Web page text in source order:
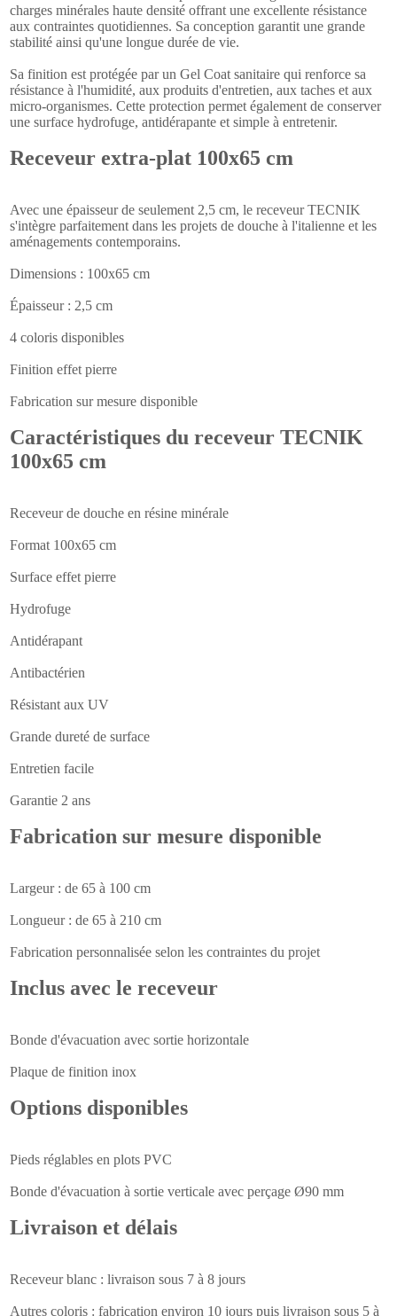
charges minérales haute densité offrant une excellente résistance
aux contraintes quotidiennes. Sa conception garantit une grande
stabilité ainsi qu'une longue durée de vie.
Sa finition est protégée par un Gel Coat sanitaire qui renforce sa
résistance à l'humidité, aux produits d'entretien, aux taches et aux
micro-organismes. Cette protection permet également de conserver
une surface hydrofuge, antidérapante et simple à entretenir.
Receveur extra-plat 100x65 cm
Avec une épaisseur de seulement 2,5 cm, le receveur TECNIK
s'intègre parfaitement dans les projets de douche à l'italienne et les
aménagements contemporains.
Dimensions : 100x65 cm
Épaisseur : 2,5 cm
4 coloris disponibles
Finition effet pierre
Fabrication sur mesure disponible
Caractéristiques du receveur TECNIK
100x65 cm
Receveur de douche en résine minérale
Format 100x65 cm
Surface effet pierre
Hydrofuge
Antidérapant
Antibactérien
Résistant aux UV
Grande dureté de surface
Entretien facile
Garantie 2 ans
Fabrication sur mesure disponible
Largeur : de 65 à 100 cm
Longueur : de 65 à 210 cm
Fabrication personnalisée selon les contraintes du projet
Inclus avec le receveur
Bonde d'évacuation avec sortie horizontale
Plaque de finition inox
Options disponibles
Pieds réglables en plots PVC
Bonde d'évacuation à sortie verticale avec perçage Ø90 mm
Livraison et délais
Receveur blanc : livraison sous 7 à 8 jours
Autres coloris : fabrication environ 10 jours puis livraison sous 5 à